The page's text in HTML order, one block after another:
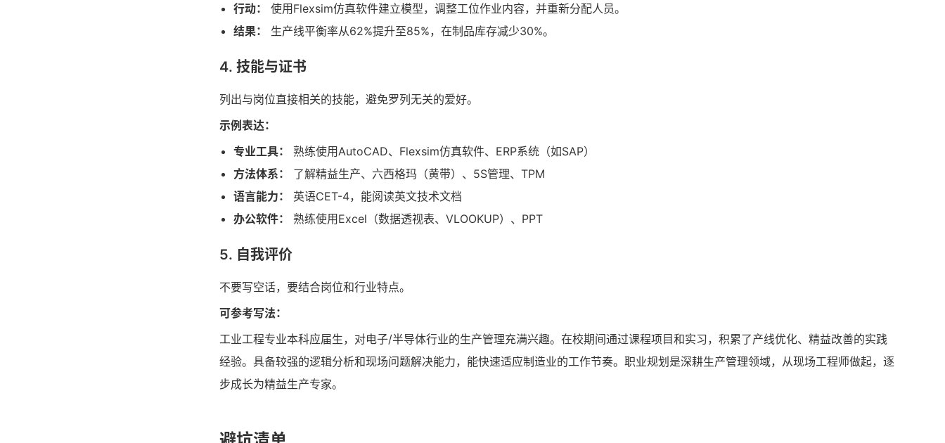
行动：
使用Flexsim仿真软件建立模型，调整工位作业内容，并重新分配人员。
结果：
生产线平衡率从62%提升至85%，在制品库存减少30%。
4. 技能与证书
列出与岗位直接相关的技能，避免罗列无关的爱好。
示例表达：
专业工具：
熟练使用AutoCAD、Flexsim仿真软件、ERP系统（如SAP）
方法体系：
了解精益生产、六西格玛（黄带）、5S管理、TPM
语言能力：
英语CET-4，能阅读英文技术文档
办公软件：
熟练使用Excel（数据透视表、VLOOKUP）、PPT
5. 自我评价
不要写空话，要结合岗位和行业特点。
可参考写法：
工业工程专业本科应届生，对电子/半导体行业的生产管理充满兴趣。在校期间通过课程项目和实习，积累了产线优化、精益改善的实践
经验。具备较强的逻辑分析和现场问题解决能力，能快速适应制造业的工作节奏。职业规划是深耕生产管理领域，从现场工程师做起，逐
步成长为精益生产专家。